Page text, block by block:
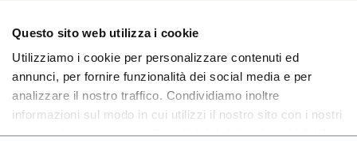
Questo sito web utilizza i cookie
Utilizziamo i cookie per personalizzare contenuti ed
annunci, per fornire funzionalità dei social media e per
analizzare il nostro traffico. Condividiamo inoltre
informazioni sul modo in cui utilizzi il nostro sito con i nostri
partner che si occupano di analisi dei dati web, pubblicità e
Cliccando il badge, puoi verificare che Farma.it è un'entità regolarmente
autorizzata dal Ministero della Salute a effettuare la vendita online di
medicinali.